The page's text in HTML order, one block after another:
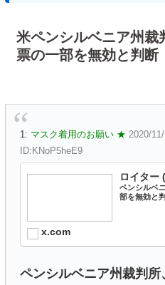
米ペンシルベニア州裁
票の一部を無効と判断
1: マスク着用のお願い ★ 2020/
ID:KNoP5heE9
ロイター
ペンシルベ
部を無効と
x.com
ペンシルベニア州裁判